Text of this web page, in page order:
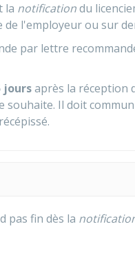
la notificationdu
l'employeur ou sur
par lettre
joursaprès la réception
souhaite. Il doit
pas fin dès la